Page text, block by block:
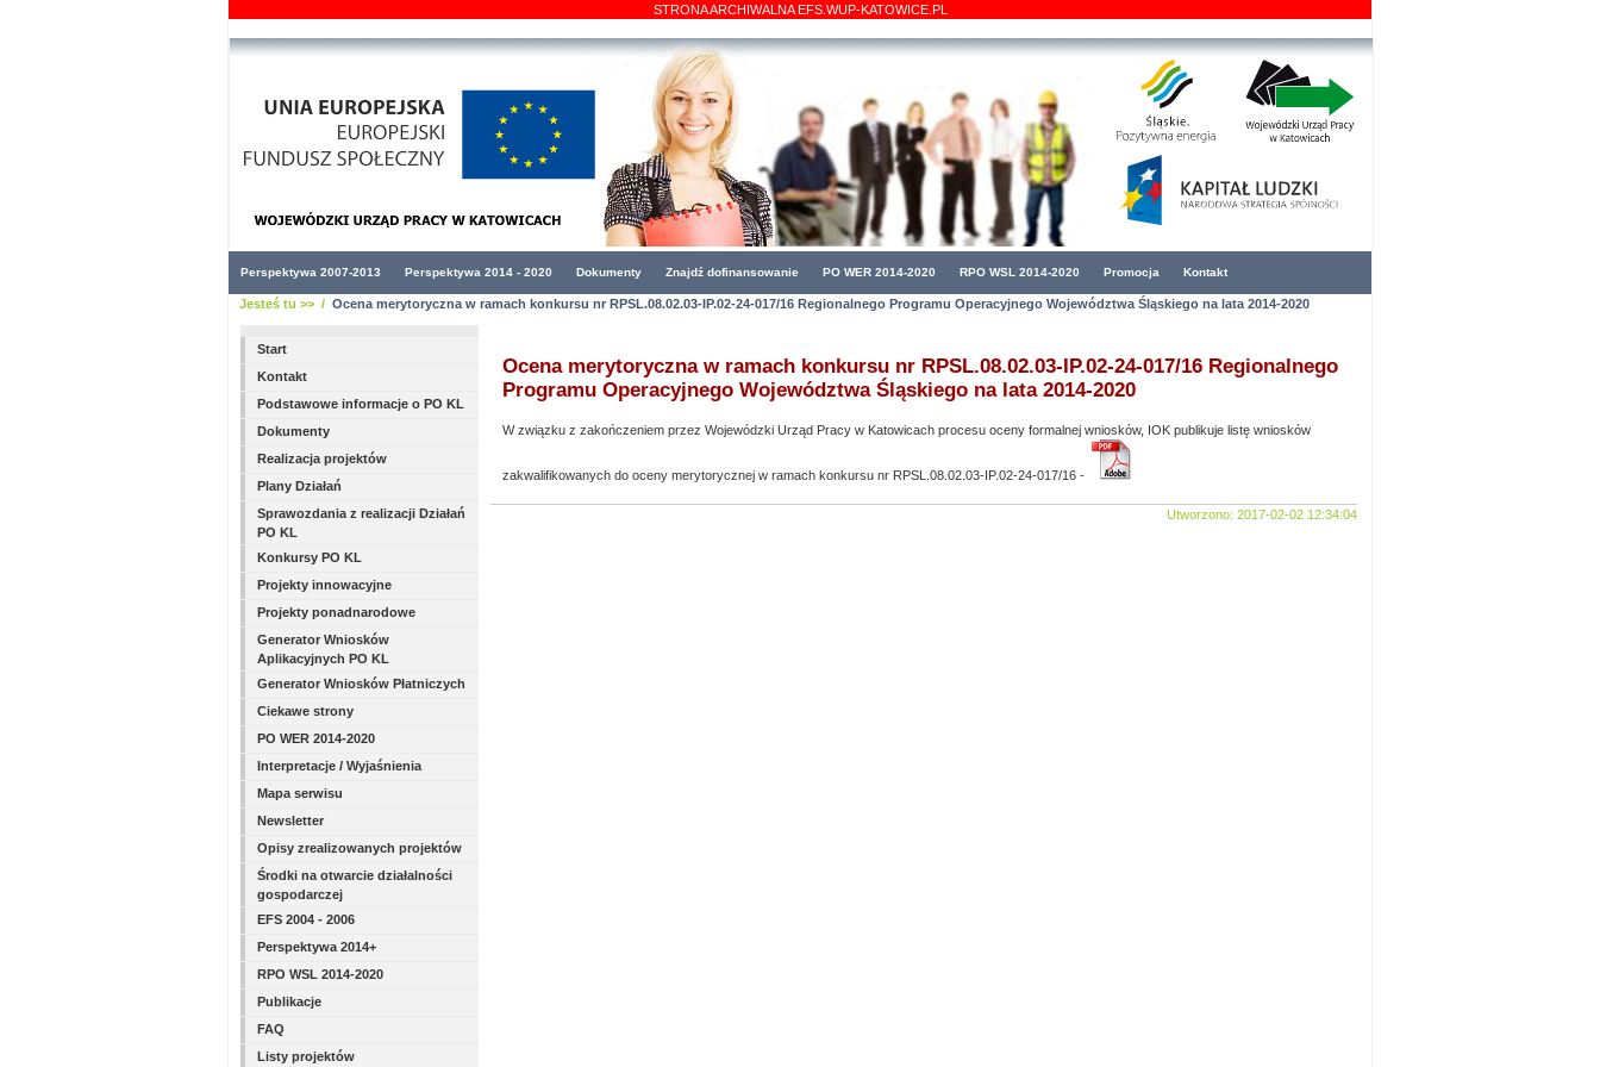
STRONA ARCHIWALNA EFS.WUP-KATOWICE.PL
Perspektywa 2007-2013 Perspektywa 2014 - 2020 Dokumenty Znajdź dofinansowanie PO WER 2014-2020 RPO WSL 2014-2020 Promocja Kontakt
Jesteś tu >> / Ocena merytoryczna w ramach konkursu nr RPSL.08.02.03-IP.02-24-017/16 Regionalnego Programu Operacyjnego Województwa Śląskiego na lata 2014-2020
Start
Kontakt
Podstawowe informacje o PO KL
Dokumenty
Realizacja projektów
Plany Działań
Sprawozdania z realizacji Działań
PO KL
Konkursy PO KL
Projekty innowacyjne
Projekty ponadnarodowe
Generator Wniosków
Aplikacyjnych PO KL
Generator Wniosków Płatniczych
Ciekawe strony
PO WER 2014-2020
Interpretacje / Wyjaśnienia
Mapa serwisu
Newsletter
Opisy zrealizowanych projektów
Środki na otwarcie działalności
gospodarczej
EFS 2004 - 2006
Perspektywa 2014+
RPO WSL 2014-2020
Publikacje
FAQ
Listy projektów
Ocena merytoryczna w ramach konkursu nr RPSL.08.02.03-IP.02-24-017/16 Regionalnego
Programu Operacyjnego Województwa Śląskiego na lata 2014-2020
W związku z zakończeniem przez Wojewódzki Urząd Pracy w Katowicach procesu oceny formalnej wniosków, IOK publikuje listę wniosków
zakwalifikowanych do oceny merytorycznej w ramach konkursu nr RPSL.08.02.03-IP.02-24-017/16 -
Utworzono: 2017-02-02 12:34:04